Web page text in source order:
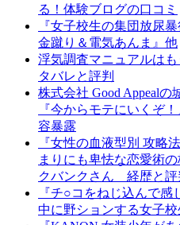
る！体験ブログの口コミ
『女子校生の集団放尿
金蹴り＆電気あんま』他
浮気調査マニュアルは
タバレと評判
株式会社 Good Appeal
『今からモテにいくぞ
容暴露
『女性の血液型別 攻
まりにも卑怯な恋愛術
クバンクさん 経歴と評
『チ○コをねじ込んで
中に野ションする女子